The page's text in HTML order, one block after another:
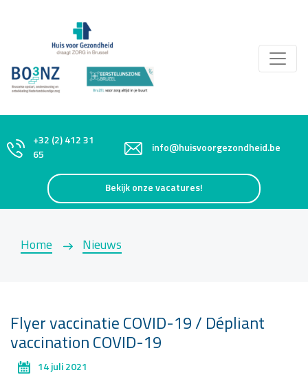
+32 (2) 412 31
65
info@huisvoorgezondheid.be
Bekijk onze vacatures!
Home Nieuws
Flyer vaccinatie COVID-19 / Dépliant
vaccination COVID-19
14 juli 2021